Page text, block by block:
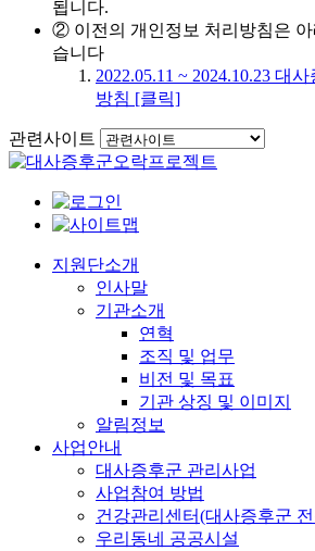
됩니다.
② 이전의 개인정보 처리방침은 아
습니다
2022.05.11 ~ 2024.10.23 대
방침 [클릭]
관련사이트
지원단소개
인사말
기관소개
연혁
조직 및 업무
비전 및 목표
기관 상징 및 이미지
알림정보
사업안내
대사증후군 관리사업
사업참여 방법
건강관리센터(대사증후군
우리동네 공공시설